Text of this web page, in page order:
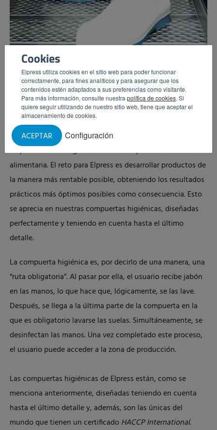
Cookies
Elpress utiliza cookies en el sitio web para poder funcionar
correctamente, para fines analíticos y para asegurar que los
contenidos estén adaptados a sus preferencias como visitante.
Para más información, consulte nuestra política de cookies. Si
quiere seguir utilizando de nuestro sitio web, tiene que aceptar el
almacenamiento de cookies.
Configuración
ACEPTAR
Cerraduras de higiene innovadoras;
pensado en detalle
Elpress es una empresa familiar, desarrolladora y fabricante
de productos de higiene innovadores para la industria
alimentaria. El reto para Elpress es desarrollar productos de
la manera más rentable posible, obteniendo los resultados
prácticos más óptimos posibles como consecuencia. Esto
se aprecia en nuestras compuertas higiénicas, diseñadas
perfectamente y teniendo en cuenta hasta el último
detalle.
La compuerta higiénica es, por decirlo de una manera, una
“ruta obligatoria”. Al pasar por ella, el usuario recibe jabón
en las manos, lo que hace que, lógicamente, se las lave.
Después, se llega a la última parte de la compuerta en la
que es obligatorio lavarse las suelas. Simultáneamente, se
desinfectan las manos. Una vez completado este proceso,
el usuario puede acceder a la zona de producción.
Las compuertas higiénicas de Elpress están, como se
menciona anteriormente, diseñadas teniendo en cuenta
hasta el último detalle y, además, son las únicas del
mundo que tienen un certificadoHACCP International.